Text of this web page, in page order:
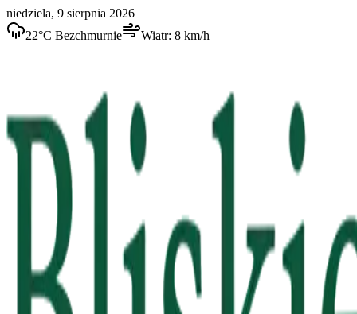
niedziela, 9 sierpnia 2026
22°C Bezchmurnie Wiatr: 8 km/h